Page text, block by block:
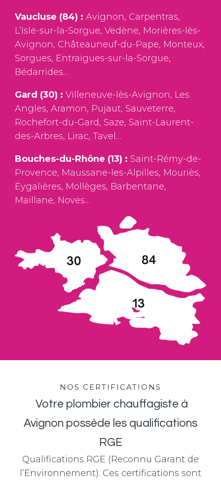
Vaucluse (84) : Avignon, Carpentras,
L’Isle-sur-la-Sorgue, Vedène, Morières-lès-
Avignon, Châteauneuf-du-Pape, Monteux,
Sorgues, Entraigues-sur-la-Sorgue,
Bédarrides…
Gard (30) : Villeneuve-lès-Avignon, Les
Angles, Aramon, Pujaut, Sauveterre,
Rochefort-du-Gard, Saze, Saint-Laurent-
des-Arbres, Lirac, Tavel…
Bouches-du-Rhône (13) : Saint-Rémy-de-
Provence, Maussane-les-Alpilles, Mouriès,
Eygalières, Mollèges, Barbentane,
Maillane, Noves…
NOS CERTIFICATIONS
Votre plombier chauffagiste à
Avignon possède les qualifications
RGE
Qualifications RGE (Reconnu Garant de
l’Environnement). Ces certifications sont